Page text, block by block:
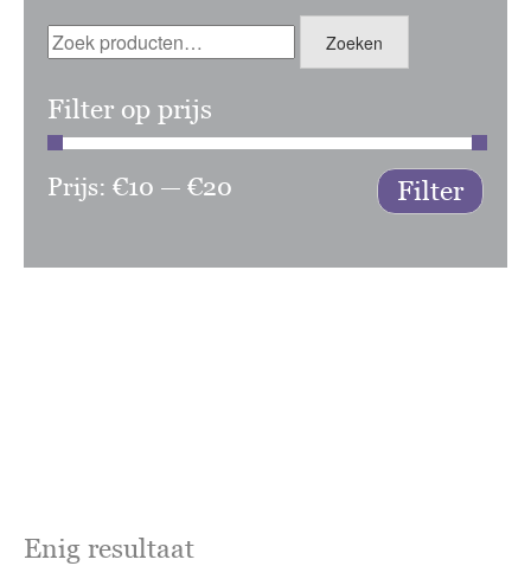
Zoeken
naar:
Zoeken
Filter op prijs
Min.
Max.
Filter
Prijs: €10 — €20
Enig resultaat